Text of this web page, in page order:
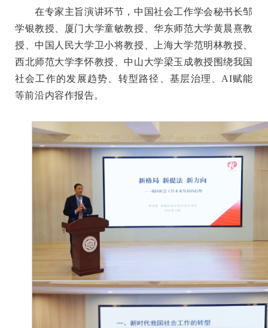
在专家主旨演讲环节，中国社会工作学会秘书长邹
学银教授、厦门大学童敏教授、华东师范大学黄晨熹教
授、中国人民大学卫小将教授、上海大学范明林教授、
西北师范大学李怀教授、中山大学梁玉成教授围绕我国
社会工作的发展趋势、转型路径、基层治理、AI赋能
等前沿内容作报告。